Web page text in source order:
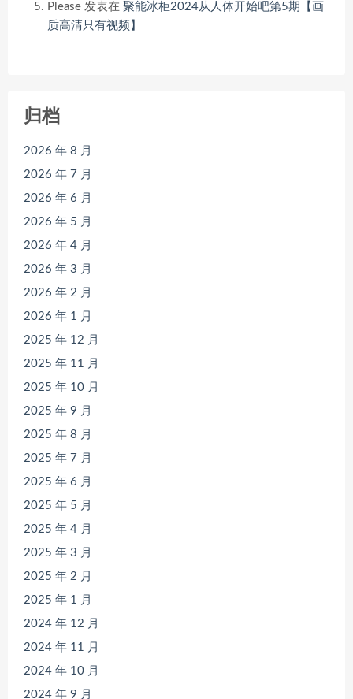
Please 发表在 聚能冰柜2024从人体开始吧第5期【画
质高清只有视频】
归档
2026 年 8 月
2026 年 7 月
2026 年 6 月
2026 年 5 月
2026 年 4 月
2026 年 3 月
2026 年 2 月
2026 年 1 月
2025 年 12 月
2025 年 11 月
2025 年 10 月
2025 年 9 月
2025 年 8 月
2025 年 7 月
2025 年 6 月
2025 年 5 月
2025 年 4 月
2025 年 3 月
2025 年 2 月
2025 年 1 月
2024 年 12 月
2024 年 11 月
2024 年 10 月
2024 年 9 月